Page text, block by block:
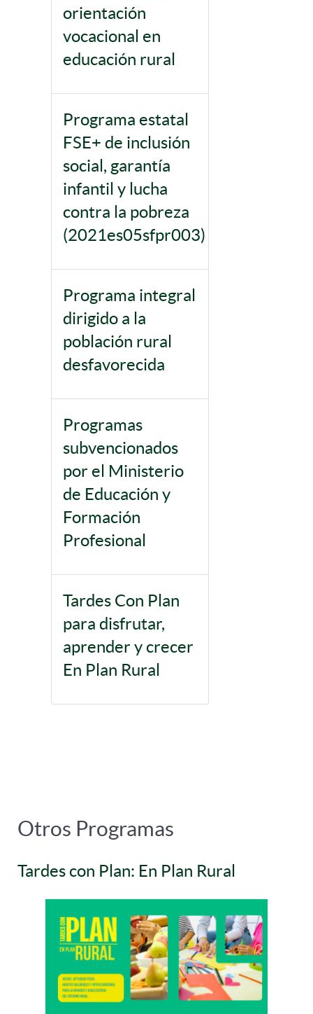
orientación
vocacional en
educación rural
Programa estatal
FSE+ de inclusión
social, garantía
infantil y lucha
contra la pobreza
(2021es05sfpr003)
Programa integral
dirigido a la
población rural
desfavorecida
Programas
subvencionados
por el Ministerio
de Educación y
Formación
Profesional
Tardes Con Plan
para disfrutar,
aprender y crecer
En Plan Rural
Otros Programas
Tardes con Plan: En Plan Rural